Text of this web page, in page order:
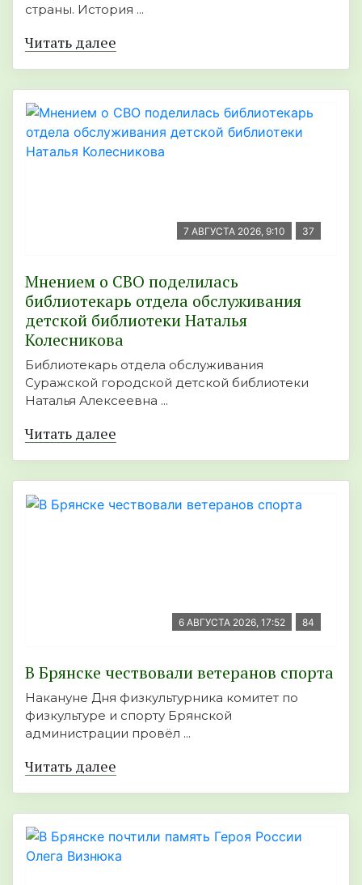
страны. История ...
Читать далее
7 АВГУСТА 2026, 9:10 37
Мнением о СВО поделилась
библиотекарь отдела обслуживания
детской библиотеки Наталья
Колесникова
Библиотекарь отдела обслуживания
Суражской городской детской библиотеки
Наталья Алексеевна ...
Читать далее
6 АВГУСТА 2026, 17:52 84
В Брянске чествовали ветеранов спорта
Накануне Дня физкультурника комитет по
физкультуре и спорту Брянской
администрации провёл ...
Читать далее